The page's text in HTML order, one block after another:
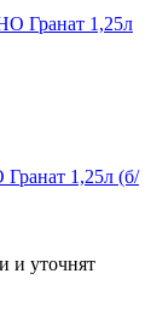
1,25л (б/
и уточнят